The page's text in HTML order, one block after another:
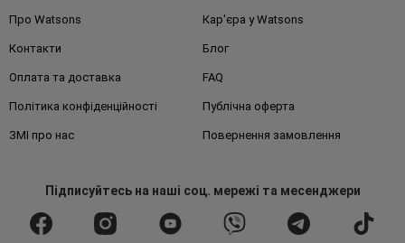
Про Watsons Кар'єра у Watsons
Контакти Блог
Оплата та доставка FAQ
Політика конфіденційності Публічна оферта
ЗМІ про нас Повернення замовлення
Підписуйтесьна наші соц. мережі та месенджери